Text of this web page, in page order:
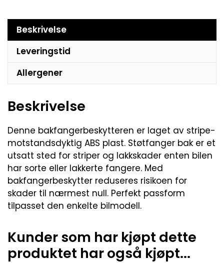
Beskrivelse
Leveringstid
Allergener
Beskrivelse
Denne bakfangerbeskytteren er laget av stripe-
motstandsdyktig ABS plast. Støtfanger bak er et
utsatt sted for striper og lakkskader enten bilen
har sorte eller lakkerte fangere. Med
bakfangerbeskytter reduseres risikoen for
skader til nærmest null. Perfekt passform
tilpasset den enkelte bilmodell.
Kunder som har kjøpt dette
produktet har også kjøpt...